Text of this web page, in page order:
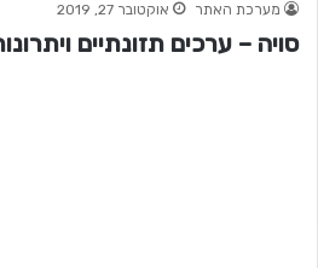
מערכת האתר אוקטובר 27, 2019
סויה – ערכים תזונתיים